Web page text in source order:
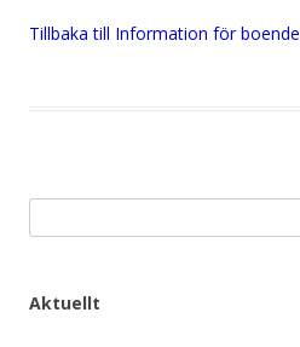
Tillbaka till Information för boende
efter:
Aktuellt